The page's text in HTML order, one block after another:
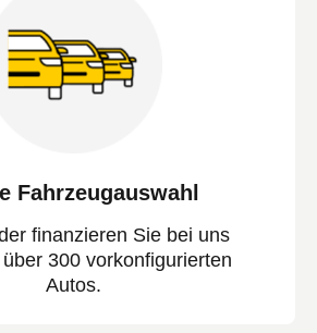
Fahrzeugauswahl
finanzieren Sie bei uns
300 vorkonfigurierten
Autos.